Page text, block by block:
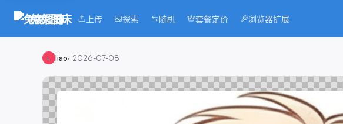
兔兔图床 上传 探索 随机 套餐定价 浏览器扩展
L liao· 2026-07-08